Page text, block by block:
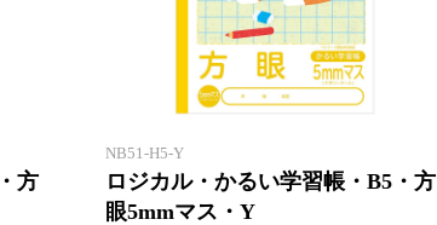
方
「エアー用紙」を使用したロジカ
NB51-H5-Y
ロジカル・かるい学習帳・B5・方
眼5mmマス・Y